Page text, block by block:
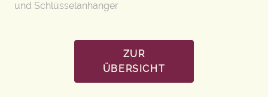
und Schlüsselanhänger
ZUR
ÜBERSICHT